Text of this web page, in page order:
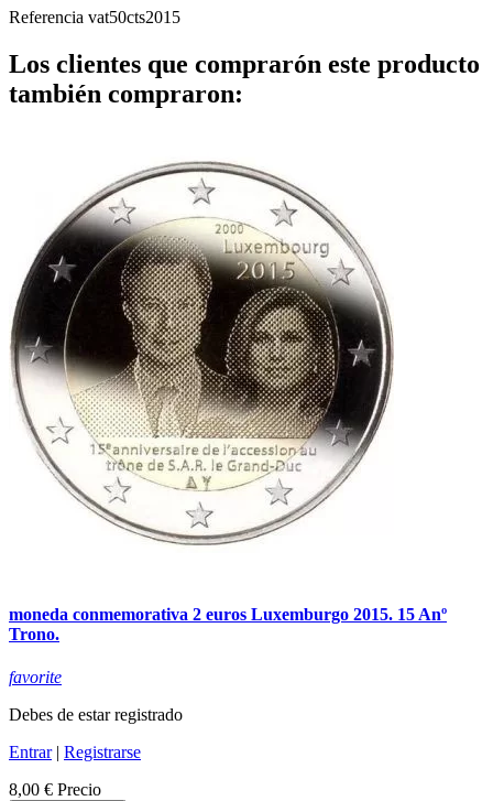
Referencia vat50cts2015
Los clientes que comprarón este producto
también compraron:
moneda conmemorativa 2 euros Luxemburgo 2015. 15 Anº
Trono.
favorite
Debes de estar registrado
Entrar| Registrarse
8,00 € Precio